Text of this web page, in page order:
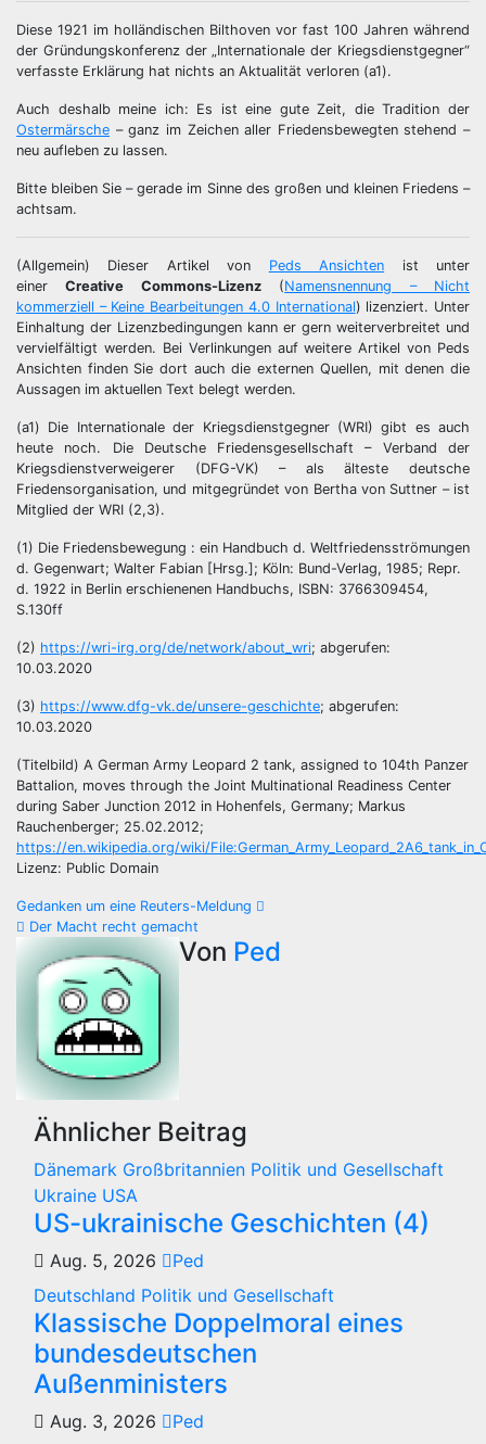
Diese 1921 im holländischen Bilthoven vor fast 100 Jahren während
der Gründungskonferenz der „Internationale der Kriegsdienstgegner“
verfasste Erklärung hat nichts an Aktualität verloren (a1).
Auch deshalb meine ich: Es ist eine gute Zeit, die Tradition der
Ostermärsche – ganz im Zeichen aller Friedensbewegten stehend –
neu aufleben zu lassen.
Bitte bleiben Sie – gerade im Sinne des großen und kleinen Friedens –
achtsam.
(Allgemein) Dieser Artikel von Peds Ansichten ist unter
einerCreative Commons-Lizenz(Namensnennung – Nicht
kommerziell – Keine Bearbeitungen 4.0 International) lizenziert. Unter
Einhaltung der Lizenzbedingungen kann er gern weiterverbreitet und
vervielfältigt werden. Bei Verlinkungen auf weitere Artikel von Peds
Ansichten finden Sie dort auch die externen Quellen, mit denen die
Aussagen im aktuellen Text belegt werden.
(a1) Die Internationale der Kriegsdienstgegner (WRI) gibt es auch
heute noch. Die Deutsche Friedensgesellschaft – Verband der
Kriegsdienstverweigerer (DFG-VK) – als älteste deutsche
Friedensorganisation, und mitgegründet von Bertha von Suttner – ist
Mitglied der WRI (2,3).
(1) Die Friedensbewegung : ein Handbuch d. Weltfriedensströmungen
d. Gegenwart; Walter Fabian [Hrsg.]; Köln: Bund-Verlag, 1985; Repr.
d. 1922 in Berlin erschienenen Handbuchs, ISBN: 3766309454,
S.130ff
(2) https://wri-irg.org/de/network/about_wri; abgerufen:
10.03.2020
(3) https://www.dfg-vk.de/unsere-geschichte; abgerufen:
10.03.2020
(Titelbild) A German Army Leopard 2 tank, assigned to 104th Panzer
Battalion, moves through the Joint Multinational Readiness Center
during Saber Junction 2012 in Hohenfels, Germany; Markus
Rauchenberger; 25.02.2012;
https://en.wikipedia.org/wiki/
Lizenz: Public Domain
Beitragsnavigation
Gedanken um eine Reuters-Meldung
Der Macht recht gemacht
Von Ped
Ähnlicher Beitrag
Dänemark Großbritannien Politik und Gesellschaft
Ukraine USA
US-ukrainische Geschichten (4)
Aug. 5, 2026
Ped
Deutschland Politik und Gesellschaft
Klassische Doppelmoral eines
bundesdeutschen
Außenministers
Aug. 3, 2026
Ped